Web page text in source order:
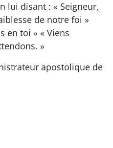
lui disant : « Seigneur,
de notre foi »
en toi » « Viens
»
apostolique de